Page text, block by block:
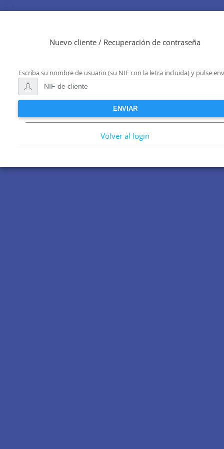
Nuevo cliente / Recuperación de contraseña
Escriba su nombre de usuario (su NIF con la letra incluida) y pulse
Volver al login